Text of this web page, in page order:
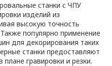
станки с ЧПУ
изделий из
высокую точность
популярно применение
для декорирования таких
станки предоставляют
гравировки и резки.